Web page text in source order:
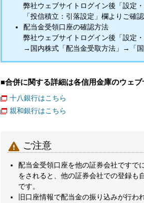
弊社ウェブサイトログイン後「設定
「投信積立：引落設定」欄よりご確
配当金受領口座の確認方法
弊社ウェブサイトログイン後「設定
→国内株式「配当金受取方法」→「
■合併に関する詳細は各信用金庫のウェ
十八銀行はこちら
親和銀行はこちら
 ご注意
配当金受領口座を他の証券会社ですで
をされると、他の証券会社での登録も
です。
旧口座情報で配当金の振り込みが行